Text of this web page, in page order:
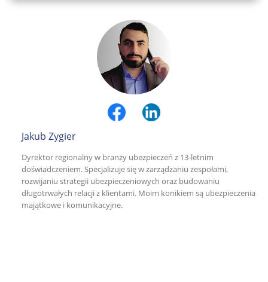
Jakub Zygier
Dyrektor regionalny w branży ubezpieczeń z 13-letnim
doświadczeniem. Specjalizuje się w zarządzaniu zespołami,
rozwijaniu strategii ubezpieczeniowych oraz budowaniu
długotrwałych relacji z klientami. Moim konikiem są ubezpieczenia
majątkowe i komunikacyjne.